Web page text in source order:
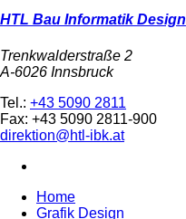
HTL Bau Informatik Design
Trenkwalderstraße 2
A-6026 Innsbruck
Tel.: +43 5090 2811
Fax: +43 5090 2811-900
direktion@htl-ibk.at
Home
Grafik Design